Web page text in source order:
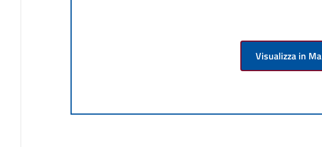
Visualizza in